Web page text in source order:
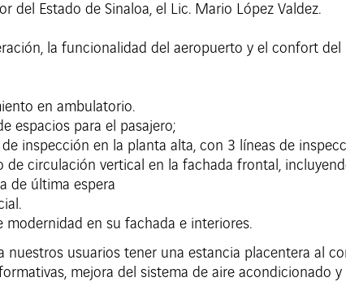
del Estado de Sinaloa, el Lic. Mario López Valdez.
la funcionalidad del aeropuerto y el confort
en ambulatorio.
espacios para el pasajero;
inspección en la planta alta, con 3 líneas de
circulación vertical en la fachada frontal,
de última espera
modernidad en su fachada e interiores.
nuestros usuarios tener una estancia placentera al
mejora del sistema de aire acondicionado